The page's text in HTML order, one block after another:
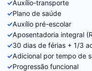
✓Auxílio-transporte
✓Plano de saúde
✓Auxílio pré-escolar
✓Aposentadoria integral
✓30 dias de férias + 1/3
✓Adicional por tempo de
✓Progressão funcional